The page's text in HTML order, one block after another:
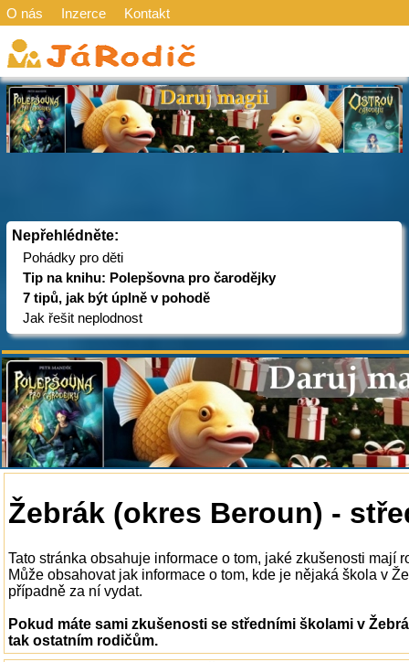
O nás Inzerce Kontakt
Nepřehlédněte:
Pohádky pro děti
Tip na knihu: Polepšovna pro čarodějky
7 tipů, jak být úplně v pohodě
Jak řešit neplodnost
Žebrák (okres Beroun) -
Tato stránka obsahuje informace o tom, jaké zkušenosti mají
Může obsahovat jak informace o tom, kde je nějaká škola v
případně za ní vydat.
Pokud máte sami zkušenosti se středními školami v
tak ostatním rodičům.